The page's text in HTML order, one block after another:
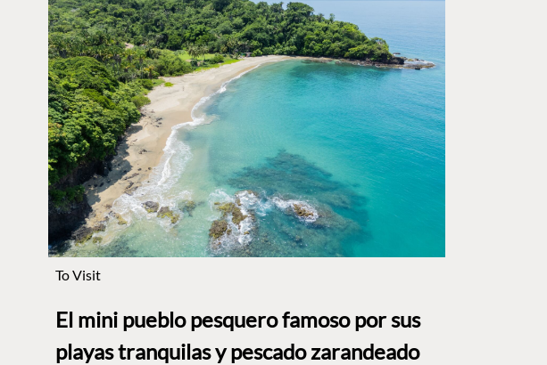
To Visit
El mini pueblo pesquero famoso por sus
playas tranquilas y pescado zarandeado